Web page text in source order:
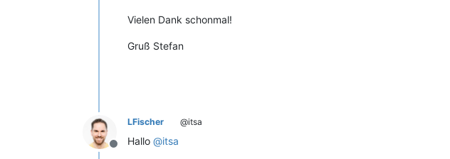
Vielen Dank schonmal!
Gruß Stefan
Offline
LFischer @itsa
Hallo @itsa